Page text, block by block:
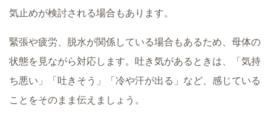
気止めが検討される場合もあります。
緊張や疲労、脱水が関係している場合もあるため、母体の
状態を見ながら対応します。吐き気があるときは、「気持
ち悪い」「吐きそう」「冷や汗が出る」など、感じている
ことをそのまま伝えましょう。